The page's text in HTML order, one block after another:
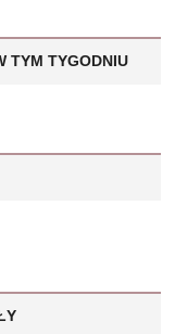
TYM TYGODNIU